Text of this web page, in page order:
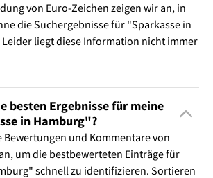
von Euro-Zeichen zeigen wir an, in
die Suchergebnisse für "Sparkasse in
liegt diese Information nicht immer
besten Ergebnisse für meine
in Hamburg"?
Bewertungen und Kommentare von
um die bestbewerteten Einträge für
schnell zu identifizieren. Sortieren